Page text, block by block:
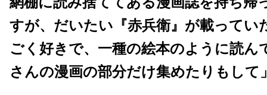
すが、だいたい『赤兵衛』が載ってい
ごく好きで、一種の絵本のように読ん
さんの漫画の部分だけ集めたりもして